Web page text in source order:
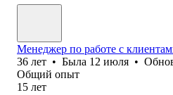
Менеджер по работе с
36 лет • Была 12 июля •
Общий опыт
15 лет